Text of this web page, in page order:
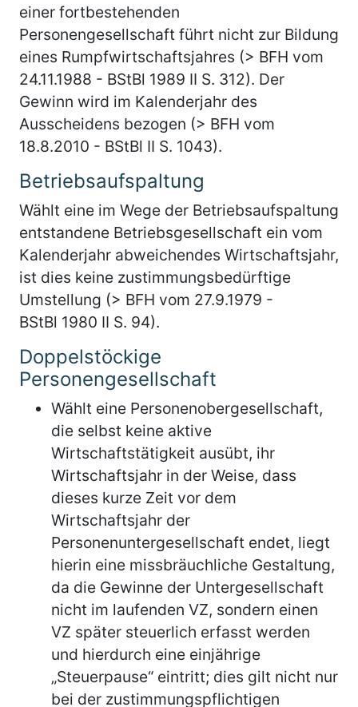
einer fortbestehenden
Personengesellschaft führt nicht zur Bildung
eines Rumpfwirtschaftsjahres (> BFH vom
24.11.1988 - BStBl 1989 II S. 312). Der
Gewinn wird im Kalenderjahr des
Ausscheidens bezogen (> BFH vom
18.8.2010 - BStBl II S. 1043).
Betriebsaufspaltung
Wählt eine im Wege der Betriebsaufspaltung
entstandene Betriebsgesellschaft ein vom
Kalenderjahr abweichendes Wirtschaftsjahr,
ist dies keine zustimmungsbedürftige
Umstellung (> BFH vom 27.9.1979 -
BStBl 1980 II S. 94).
Doppelstöckige
Personengesellschaft
Wählt eine Personenobergesellschaft,
die selbst keine aktive
Wirtschaftstätigkeit ausübt, ihr
Wirtschaftsjahr in der Weise, dass
dieses kurze Zeit vor dem
Wirtschaftsjahr der
Personenuntergesellschaft endet, liegt
hierin eine missbräuchliche Gestaltung,
da die Gewinne der Untergesellschaft
nicht im laufenden VZ, sondern einen
VZ später steuerlich erfasst werden
und hierdurch eine einjährige
„Steuerpause“ eintritt; dies gilt nicht nur
bei der zustimmungspflichtigen